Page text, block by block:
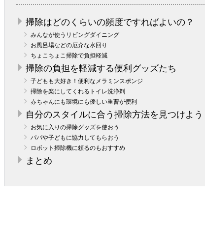
掃除はどのくらいの頻度ですればよいの？
みんなが使うリビングダイニング
お風呂場などの厄介な水回り
ちょこちょこ掃除で負担軽減
掃除の負担を軽減する便利グッズたち
子どもも大好き！便利なメラミンスポンジ
掃除を楽にしてくれるトイレ洗浄剤
赤ちゃんにも環境にも優しい重曹が便利
自分のスタイルに合う掃除方法を見つけよう
お気に入りの掃除グッズを使おう
パパや子どもに協力してもらおう
ロボット掃除機に頼るのもおすすめ
まとめ